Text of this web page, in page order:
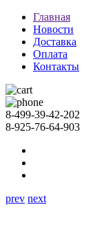
Главная
Новости
Доставка
Оплата
Контакты
8-499-39-42-202
8-925-76-64-903
prev next